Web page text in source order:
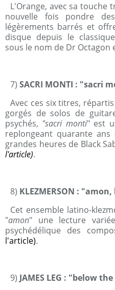
L'Orange, avec sa touche
nouvelle fois pondre
légèrements barrés et
disque depuis le
sous le nom de Dr Octagon
7) SACRI MONTI : "sacri
Avec ces six titres,
gorgés de solos de
psychés, "sacri monti" est
replongeant quarante
grandes heures de Black
l'article).
8) KLEZMERSON :
Cet ensemble latino-
"amon" une lecture
psychédélique des
l'article).
9) JAMES LEG : "below